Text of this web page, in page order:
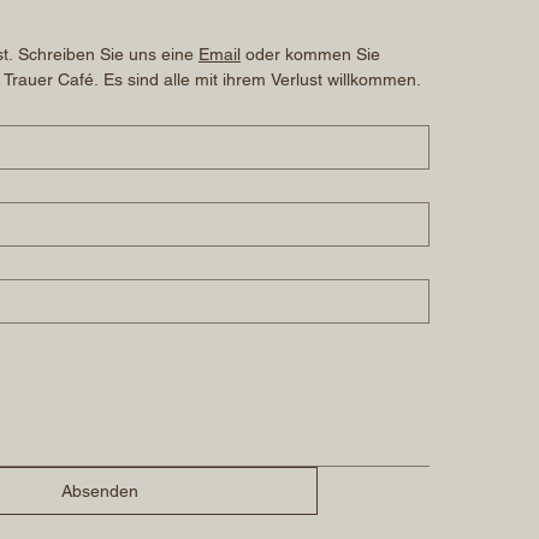
Schreiben Sie uns eine Email oder kommen Sie
Café. Es sind alle mit ihrem Verlust willkommen.
Absenden